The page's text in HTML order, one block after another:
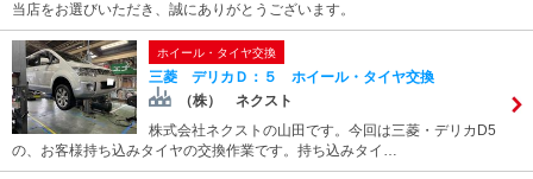
当店をお選びいただき、誠にありがとうございます。
ホイール・タイヤ交換
三菱 デリカＤ：５ ホイール・タイヤ交換
（株） ネクスト
株式会社ネクストの山田です。今回は三菱・デリカD5
の、お客様持ち込みタイヤの交換作業です。持ち込みタイ…